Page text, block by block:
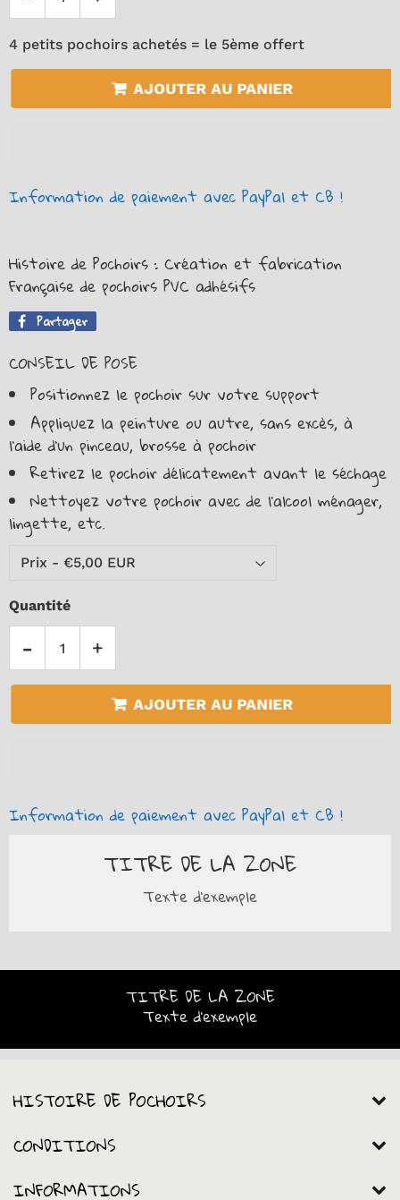
4 petits pochoirs achetés = le 5ème offert
AJOUTER AU PANIER
Information de paiement avec PayPal et CB !
Histoire de Pochoirs : Création et fabrication
Française de pochoirs PVC adhésifs
Partager
Facebook
CONSEIL DE POSE
Positionnez le pochoir sur votre support
Appliquez la peinture ou autre, sans excès, à
l’aide d’un pinceau, brosse à pochoir
Retirez le pochoir délicatement avant le séchage
Nettoyez votre pochoir avec de l'alcool ménager,
lingette, etc.
Quantité
+
-
AJOUTER AU PANIER
Information de paiement avec PayPal et CB !
TITRE DE LA ZONE
Texte d'exemple
TITRE DE LA ZONE
Texte d'exemple
HISTOIRE DE POCHOIRS
CONDITIONS
INFORMATIONS